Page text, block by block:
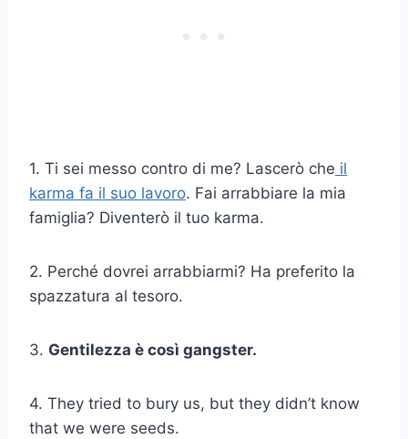
1. Ti sei messo contro di me? Lascerò che il
karma fa il suo lavoro. Fai arrabbiare la mia
famiglia? Diventerò il tuo karma.
2. Perché dovrei arrabbiarmi? Ha preferito la
spazzatura al tesoro.
3. Gentilezza è così gangster.
4. They tried to bury us, but they didn’t know
that we were seeds.